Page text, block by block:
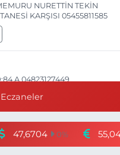
NURETTİN TEKİN
KARŞISI 05455811585
A 04823127449
47,6704 0%